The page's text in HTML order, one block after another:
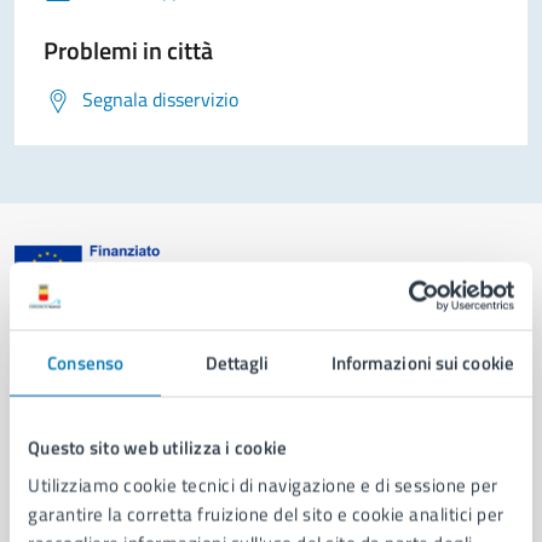
Consenso Dettagli Informazioni sui cookie
Questo sito web utilizza i cookie
Utilizziamo cookie tecnici di navigazione e di sessione per
garantire la corretta fruizione del sito e cookie analitici per
Problemi in città
Segnala disservizio
Aree amministrative
Organi di governo
Municipalità
Uffici